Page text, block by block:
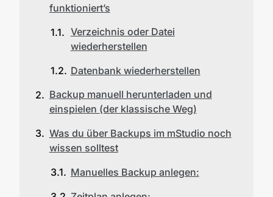
funktioniert’s
Verzeichnis oder Datei
wiederherstellen
Datenbank wiederherstellen
Backup manuell herunterladen und
einspielen (der klassische Weg)
Was du über Backups im mStudio noch
wissen solltest
Manuelles Backup anlegen: